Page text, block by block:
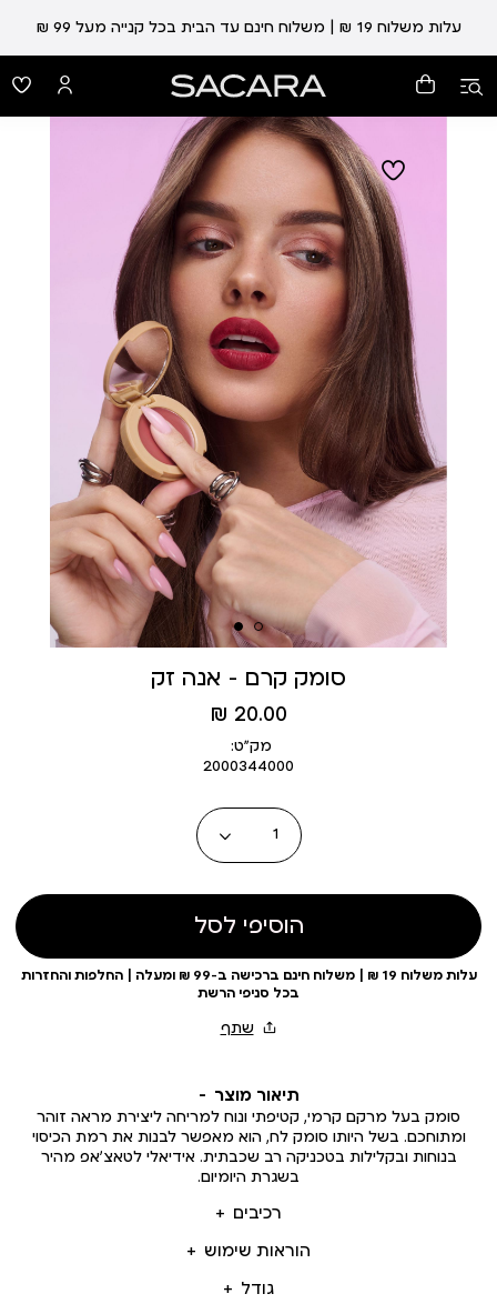
עלות משלוח 19 ₪ | משלוח חינם עד הבית בכל קנייה מעל 99 ₪
סומק קרם - אנה זק
מחיר
מוצר
20.00 ₪
מק״ט:
2000344000
כמות
הוסיפי לסל
עלות משלוח 19 ₪ | משלוח חינם ברכישה ב-99 ₪ ומעלה | החלפות והחזרות
בכל סניפי הרשת
תיאור מוצר
רכיבים
הוראות שימוש
גודל
סומק בעל מרקם קרמי, קטיפתי ונוח למריחה ליצירת מראה זוהר
ומתוחכם. בשל היותו סומק לח, הוא מאפשר לבנות את רמת הכיסוי
בנוחות ובקלילות בטכניקה רב שכבתית. אידיאלי לטאצ’אפ מהיר
בשגרת היומיום.